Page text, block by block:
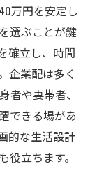
ガイド
力
円を稼ぐた
する理由
万円を安定し
選ぶことが鍵
確立し、時間
企業配は多く
者や妻帯者、
できる場があ
的な生活設計
立ちます。